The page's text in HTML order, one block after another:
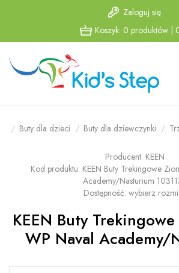
do menu
głównego
do
menu w
stopce
Zaloguj się
Koszyk: 0 produktów
Buty dla dzieci Buty dla dziewczynki
Producent: KEEN
Kod produktu: KEEN Buty Trekingowe
Academy/Nasturium
Dostępność: wybierz
KEEN Buty
WP Naval Academy/